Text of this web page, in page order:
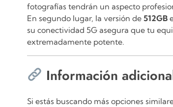
fotografías tendrán un aspecto
En segundo lugar, la versión de 512GB
su conectividad 5G asegura que tu
extremadamente potente.
Información
Si estás buscando más opciones